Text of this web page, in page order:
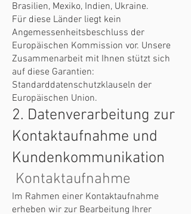
Brasilien, Mexiko, Indien, Ukraine.
Für diese Länder liegt kein
Angemessenheitsbeschluss der
Europäischen Kommission vor. Unsere
Zusammenarbeit mit Ihnen stützt sich
auf diese Garantien:
Standarddatenschutzklauseln der
Europäischen Union.
2. Datenverarbeitung zur
Kontaktaufnahme und
Kundenkommunikation
Kontaktaufnahme
Im Rahmen einer Kontaktaufnahme
erheben wir zur Bearbeitung Ihrer